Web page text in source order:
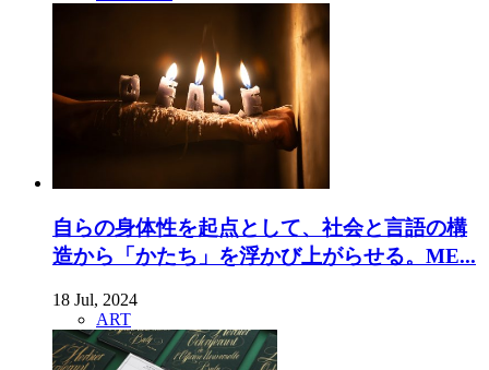
自らの身体性を起点として、社会と言語の構
造から「かたち」を浮かび上がらせる。ME...
18 Jul, 2024
ART